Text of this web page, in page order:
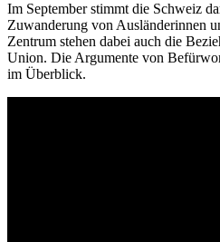
Im September stimmt die Schweiz
Zuwanderung von Ausländerinnen
Zentrum stehen dabei auch die
Union. Die Argumente von
im Überblick.